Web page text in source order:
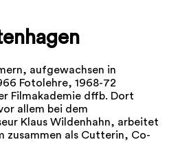
aufgewachsen in
Fotolehre, 1968-72
Filmakademie dffb. Dort
allem bei dem
Klaus Wildenhahn, arbeitet
zusammen als Cutterin, Co-